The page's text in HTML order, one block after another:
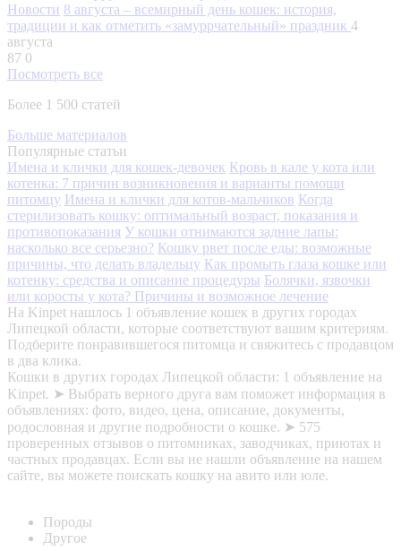
Новости 8 августа – всемирный день кошек: история,
традиции и как отметить «замуррчательный» праздник 4
августа
87 0
Посмотреть все
Более 1 500 статей
Больше материалов
Популярные статьи
Имена и клички для кошек-девочек Кровь в кале у кота или
котенка: 7 причин возникновения и варианты помощи
питомцу Имена и клички для котов-мальчиков Когда
стерилизовать кошку: оптимальный возраст, показания и
противопоказания У кошки отнимаются задние лапы:
насколько все серьезно? Кошку рвет после еды: возможные
причины, что делать владельцу Как промыть глаза кошке или
котенку: средства и описание процедуры Болячки, язвочки
или коросты у кота? Причины и возможное лечение
На Kinpet нашлось 1 объявление кошек в других городах
Липецкой области, которые соответствуют вашим критериям.
Подберите понравившегося питомца и свяжитесь с продавцом
в два клика.
Кошки в других городах Липецкой области: 1 объявление на
Kinpet. ➤ Выбрать верного друга вам поможет информация в
объявлениях: фото, видео, цена, описание, документы,
родословная и другие подробности о кошке. ➤ 575
проверенных отзывов о питомниках, заводчиках, приютах и
частных продавцах. Если вы не нашли объявление на нашем
сайте, вы можете поискать кошку на авито или юле.
Породы
Другое